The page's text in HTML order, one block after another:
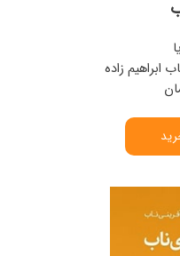
ابراهیم زاده